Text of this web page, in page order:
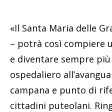
«Il Santa Maria delle
– potrà così compiere
e diventare sempre
ospedaliero
campana e punto di
cittadini puteolani.